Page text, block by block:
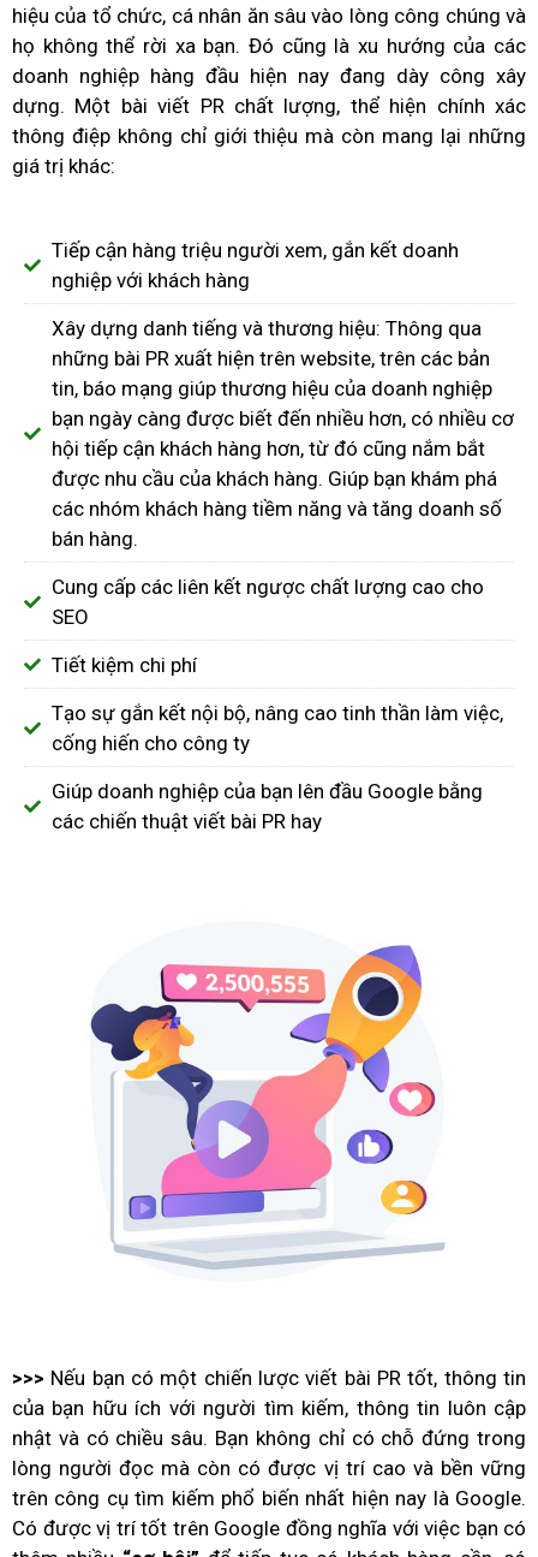
hiệu của tổ chức, cá nhân ăn sâu vào lòng công chúng và
họ không thể rời xa bạn. Đó cũng là xu hướng của các
doanh nghiệp hàng đầu hiện nay đang dày công xây
dựng. Một bài viết PR chất lượng, thể hiện chính xác
thông điệp không chỉ giới thiệu mà còn mang lại những
giá trị khác:
Tiếp cận hàng triệu người xem, gắn kết doanh
nghiệp với khách hàng
Xây dựng danh tiếng và thương hiệu: Thông qua
những bài PR xuất hiện trên website, trên các bản
tin, báo mạng giúp thương hiệu của doanh nghiệp
bạn ngày càng được biết đến nhiều hơn, có nhiều cơ
hội tiếp cận khách hàng hơn, từ đó cũng nắm bắt
được nhu cầu của khách hàng. Giúp bạn khám phá
các nhóm khách hàng tiềm năng và tăng doanh số
bán hàng.
Cung cấp các liên kết ngược chất lượng cao cho
SEO
Tiết kiệm chi phí
Tạo sự gắn kết nội bộ, nâng cao tinh thần làm việc,
cống hiến cho công ty
Giúp doanh nghiệp của bạn lên đầu Google bằng
các chiến thuật viết bài PR hay
>>> Nếu bạn có một chiến lược viết bài PR tốt, thông tin
của bạn hữu ích với người tìm kiếm, thông tin luôn cập
nhật và có chiều sâu. Bạn không chỉ có chỗ đứng trong
lòng người đọc mà còn có được vị trí cao và bền vững
trên công cụ tìm kiếm phổ biến nhất hiện nay là Google.
Có được vị trí tốt trên Google đồng nghĩa với việc bạn có